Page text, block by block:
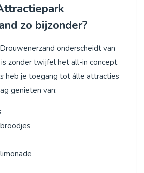
zo bijzonder?
onderscheidt van
zonder twijfel het all-in concept.
heb je toegang tot álle attracties
genieten van: